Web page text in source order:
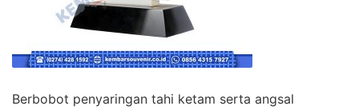
Berbobot penyaringan tahi ketam serta angsal